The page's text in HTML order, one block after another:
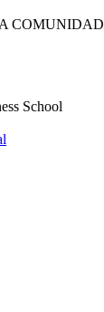
COMUNIDAD
School